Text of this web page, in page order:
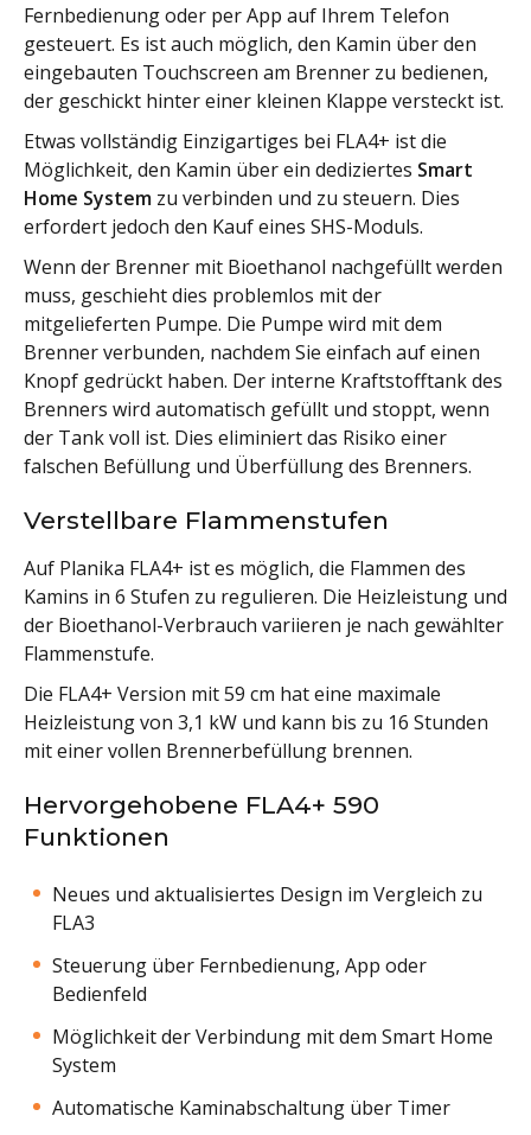
Fernbedienung oder per App auf Ihrem Telefon
gesteuert. Es ist auch möglich, den Kamin über den
eingebauten Touchscreen am Brenner zu bedienen,
der geschickt hinter einer kleinen Klappe versteckt ist.
Etwas vollständig Einzigartiges bei FLA4+ ist die
Möglichkeit, den Kamin über ein dediziertes Smart
Home System zu verbinden und zu steuern. Dies
erfordert jedoch den Kauf eines SHS-Moduls.
Wenn der Brenner mit Bioethanol nachgefüllt werden
muss, geschieht dies problemlos mit der
mitgelieferten Pumpe. Die Pumpe wird mit dem
Brenner verbunden, nachdem Sie einfach auf einen
Knopf gedrückt haben. Der interne Kraftstofftank des
Brenners wird automatisch gefüllt und stoppt, wenn
der Tank voll ist. Dies eliminiert das Risiko einer
falschen Befüllung und Überfüllung des Brenners.
Verstellbare Flammenstufen
Auf Planika FLA4+ ist es möglich, die Flammen des
Kamins in 6 Stufen zu regulieren. Die Heizleistung und
der Bioethanol-Verbrauch variieren je nach gewählter
Flammenstufe.
Die FLA4+ Version mit 59 cm hat eine maximale
Heizleistung von 3,1 kW und kann bis zu 16 Stunden
mit einer vollen Brennerbefüllung brennen.
Hervorgehobene FLA4+ 590
Funktionen
Neues und aktualisiertes Design im Vergleich zu
FLA3
Steuerung über Fernbedienung, App oder
Bedienfeld
Möglichkeit der Verbindung mit dem Smart Home
System
Automatische Kaminabschaltung über Timer